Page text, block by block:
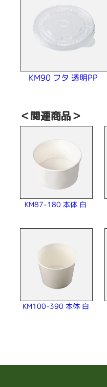
KM90 フタ 透明PP
＜関連商品＞
KM87-180 本体 白
KM100-390 本体 白